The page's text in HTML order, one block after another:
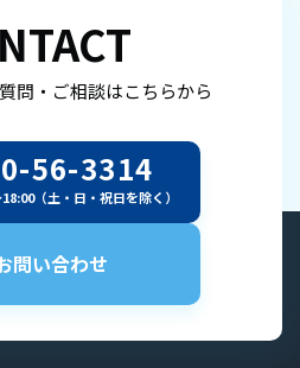
問・ご相談はこちらから
56-3314
（土・日・祝日を除く）
問い合わせ